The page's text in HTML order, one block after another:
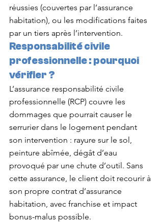
réussies (couvertes par l’assurance
habitation), ou les modifications faites
par un tiers après l’intervention.
Responsabilité civile
professionnelle : pourquoi
vérifier ?
L’assurance responsabilité civile
professionnelle (RCP) couvre les
dommages que pourrait causer le
serrurier dans le logement pendant
son intervention : rayure sur le sol,
peinture abîmée, dégât d’eau
provoqué par une chute d’outil. Sans
cette assurance, le client doit recourir à
son propre contrat d’assurance
habitation, avec franchise et impact
bonus-malus possible.